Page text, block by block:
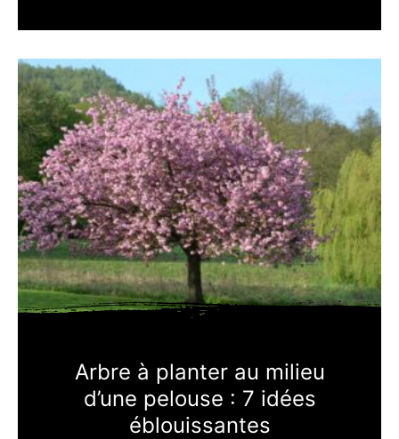
Arbre à planter au milieu
d’une pelouse : 7 idées
éblouissantes